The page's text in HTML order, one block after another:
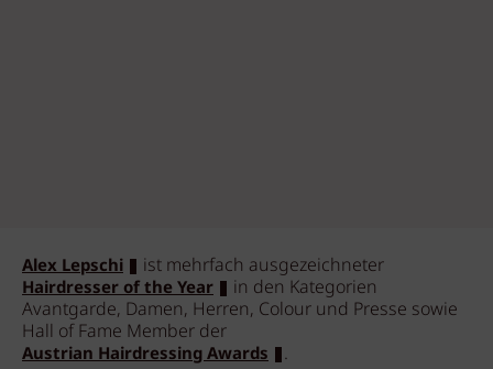
Alex Lepschi ist mehrfach ausgezeichneter
Hairdresser of the Year
in den Kategorien
Avantgarde, Damen, Herren, Colour und Presse sowie
Hall of Fame Member der
Austrian Hairdressing Awards
.